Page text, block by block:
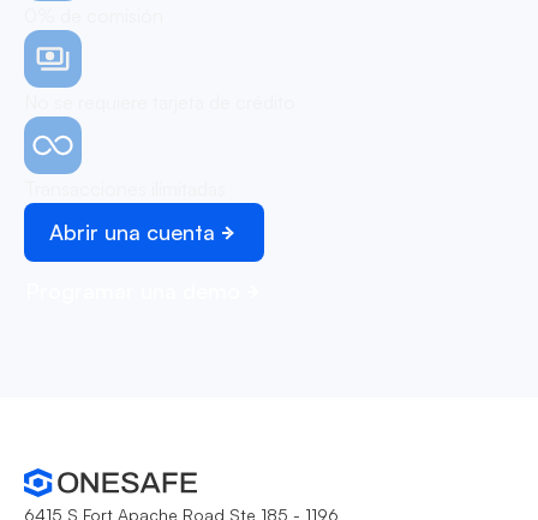
Abrir una cuenta
6415 S Fort Apache Road Ste 185 - 1196